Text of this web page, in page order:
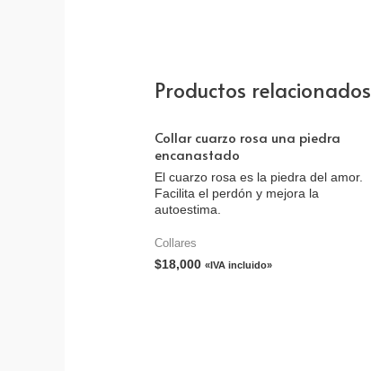
Productos relacionados
Collar cuarzo rosa una piedra
encanastado
El cuarzo rosa es la piedra del amor.
Facilita el perdón y mejora la
autoestima.
Collares
$18,000 «IVA incluido»